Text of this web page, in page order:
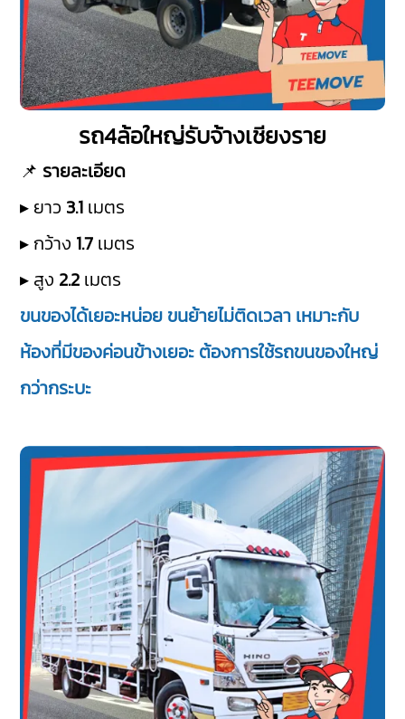
รถ4ล้อใหญ่รับจ้างเชียงราย
📌 รายละเอียด
▸ ยาว 3.1 เมตร
▸ กว้าง 1.7 เมตร
▸ สูง 2.2 เมตร
ขนของได้เยอะหน่อย ขนย้ายไม่ติดเวลา เหมาะกับ
ห้องที่มีของค่อนข้างเยอะ ต้องการใช้รถขนของใหญ่
กว่ากระบะ